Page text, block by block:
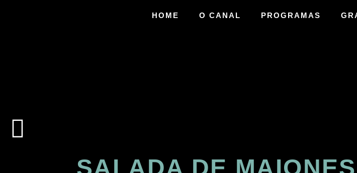
HOME O CANAL PROGRAMAS